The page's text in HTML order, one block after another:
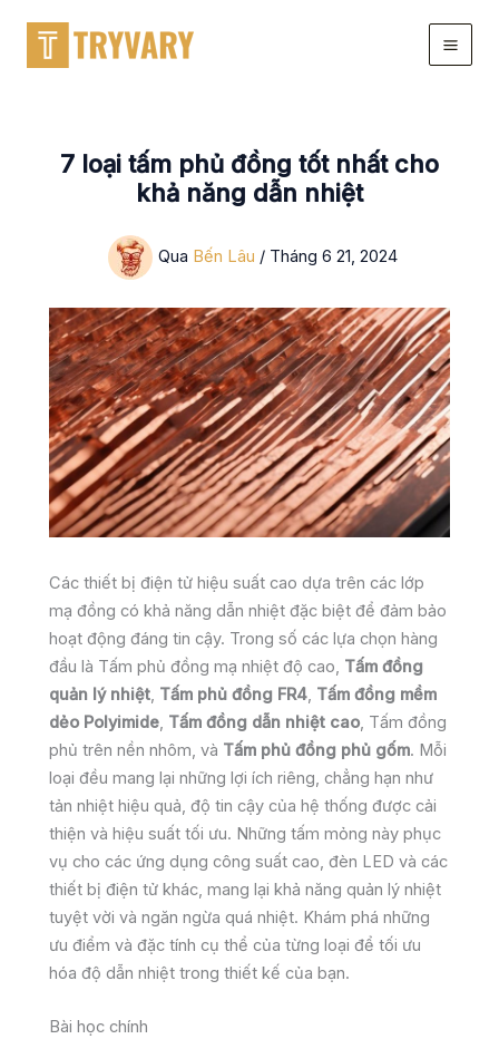
7 loại tấm phủ đồng tốt nhất cho
khả năng dẫn nhiệt
Qua Bến Lâu / Tháng 6 21, 2024
Các thiết bị điện tử hiệu suất cao dựa trên các lớp
mạ đồng có khả năng dẫn nhiệt đặc biệt để đảm bảo
hoạt động đáng tin cậy. Trong số các lựa chọn hàng
đầu là Tấm phủ đồng mạ nhiệt độ cao, Tấm đồng
quản lý nhiệt, Tấm phủ đồng FR4, Tấm đồng mềm
dẻo Polyimide, Tấm đồng dẫn nhiệt cao, Tấm đồng
phủ trên nền nhôm, và Tấm phủ đồng phủ gốm. Mỗi
loại đều mang lại những lợi ích riêng, chẳng hạn như
tản nhiệt hiệu quả, độ tin cậy của hệ thống được cải
thiện và hiệu suất tối ưu. Những tấm mỏng này phục
vụ cho các ứng dụng công suất cao, đèn LED và các
thiết bị điện tử khác, mang lại khả năng quản lý nhiệt
tuyệt vời và ngăn ngừa quá nhiệt. Khám phá những
ưu điểm và đặc tính cụ thể của từng loại để tối ưu
hóa độ dẫn nhiệt trong thiết kế của bạn.
Bài học chính